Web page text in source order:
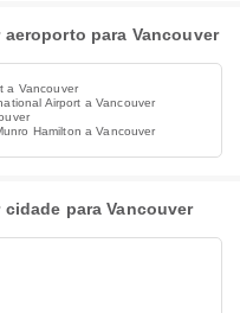
para Vancouver
a Vancouver
Airport a Vancouver
Hamilton a Vancouver
para Vancouver